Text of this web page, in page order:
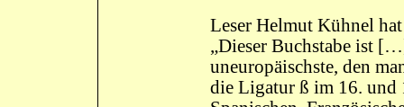
Leser Helmut Kühnel
„Dieser Buchstabe ist
uneuropäischste, den
die Ligatur ß im 16. und